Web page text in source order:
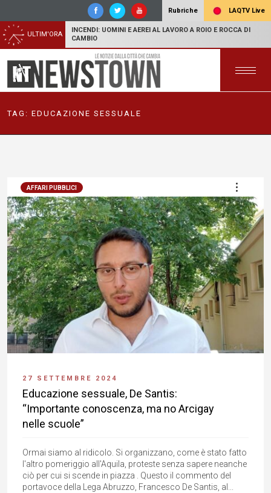
Rubriche LAQTV Live
ULTIM'ORA
INCENDI: UOMINI E AEREI AL LAVORO A ROIO E ROCCA DI
CAMBIO
TAG: EDUCAZIONE SESSUALE
AFFARI PUBBLICI
27 SETTEMBRE 2024
Educazione sessuale, De Santis:
“Importante conoscenza, ma no Arcigay
nelle scuole”
Ormai siamo al ridicolo. Si organizzano, come è stato fatto
l'altro pomeriggio all'Aquila, proteste senza sapere neanche
ciò per cui si scende in piazza . Questo il commento del
portavoce della Lega Abruzzo, Francesco De Santis, al...